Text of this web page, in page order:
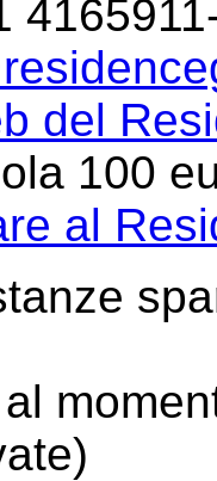
del
100
al